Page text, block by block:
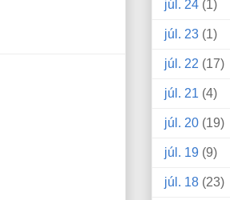
júl. 24 (1)
júl. 23 (1)
júl. 22 (17)
júl. 21 (4)
júl. 20 (19)
júl. 19 (9)
júl. 18 (23)